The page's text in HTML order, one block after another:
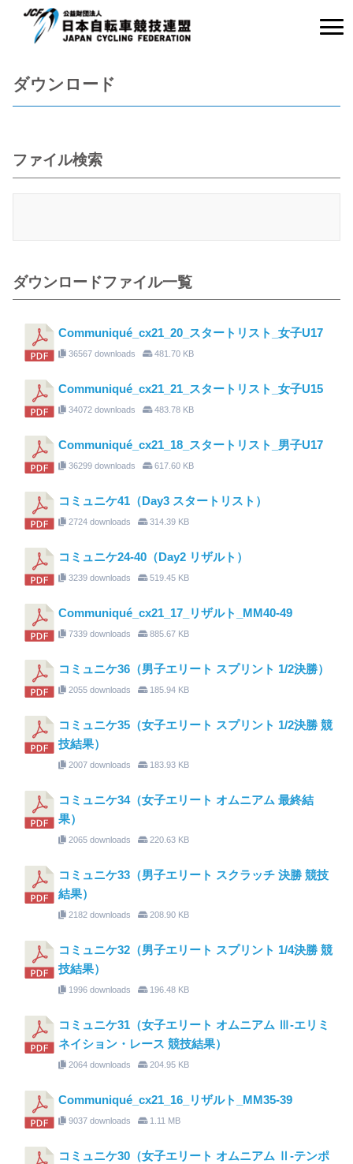
ダウンロード
ファイル検索
ダウンロードファイル一覧
Communiqué_cx21_20_スタートリスト_女子U17
36567 downloads 481.70 KB
Communiqué_cx21_21_スタートリスト_女子U15
34072 downloads 483.78 KB
Communiqué_cx21_18_スタートリスト_男子U17
36299 downloads 617.60 KB
コミュニケ41（Day3 スタートリスト）
2724 downloads 314.39 KB
コミュニケ24-40（Day2 リザルト）
3239 downloads 519.45 KB
Communiqué_cx21_17_リザルト_MM40-49
7339 downloads 885.67 KB
コミュニケ36（男子エリート スプリント 1/2決勝）
2055 downloads 185.94 KB
コミュニケ35（女子エリート スプリント 1/2決勝 競
技結果）
2007 downloads 183.93 KB
コミュニケ34（女子エリート オムニアム 最終結
果）
2065 downloads 220.63 KB
コミュニケ33（男子エリート スクラッチ 決勝 競技
結果）
2182 downloads 208.90 KB
コミュニケ32（男子エリート スプリント 1/4決勝 競
技結果）
1996 downloads 196.48 KB
コミュニケ31（女子エリート オムニアム Ⅲ-エリミ
ネイション・レース 競技結果）
2064 downloads 204.95 KB
Communiqué_cx21_16_リザルト_MM35-39
9037 downloads 1.11 MB
コミュニケ30（女子エリート オムニアム Ⅱ-テンポ